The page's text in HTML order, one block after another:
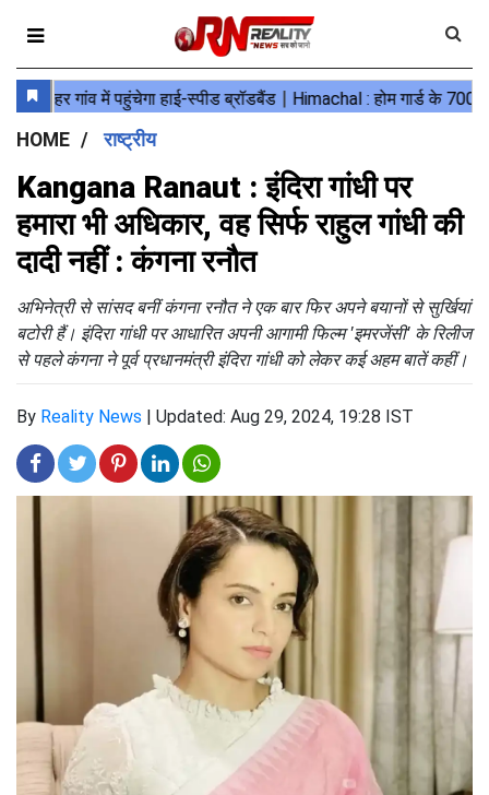
HOME राष्ट्रीय
Kangana Ranaut : इंदिरा गांधी पर
हमारा भी अधिकार, वह सिर्फ राहुल गांधी की
दादी नहीं : कंगना रनौत
अभिनेत्री से सांसद बनीं कंगना रनौत ने एक बार फिर अपने बयानों से सुर्खियां
बटोरी हैं। इंदिरा गांधी पर आधारित अपनी आगामी फिल्म 'इमरजेंसी' के रिलीज
से पहले कंगना ने पूर्व प्रधानमंत्री इंदिरा गांधी को लेकर कई अहम बातें कहीं।
By Reality News | Updated: Aug 29, 2024, 19:28 IST